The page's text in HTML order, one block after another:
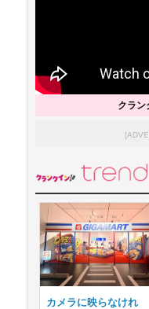
クラン
カメラに映らなけれ